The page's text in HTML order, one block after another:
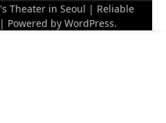
Theater in Seoul | Reliable
| Powered by WordPress.